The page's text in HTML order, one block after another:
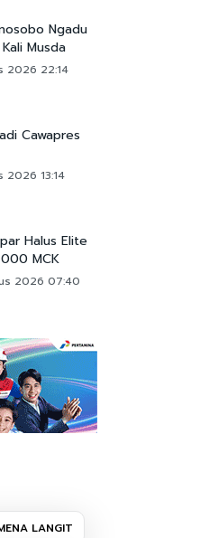
Ngadu
Musda
2026 22:14
Cawapres
2026 13:14
Halus Elite
MCK
2026 07:40
LANGIT